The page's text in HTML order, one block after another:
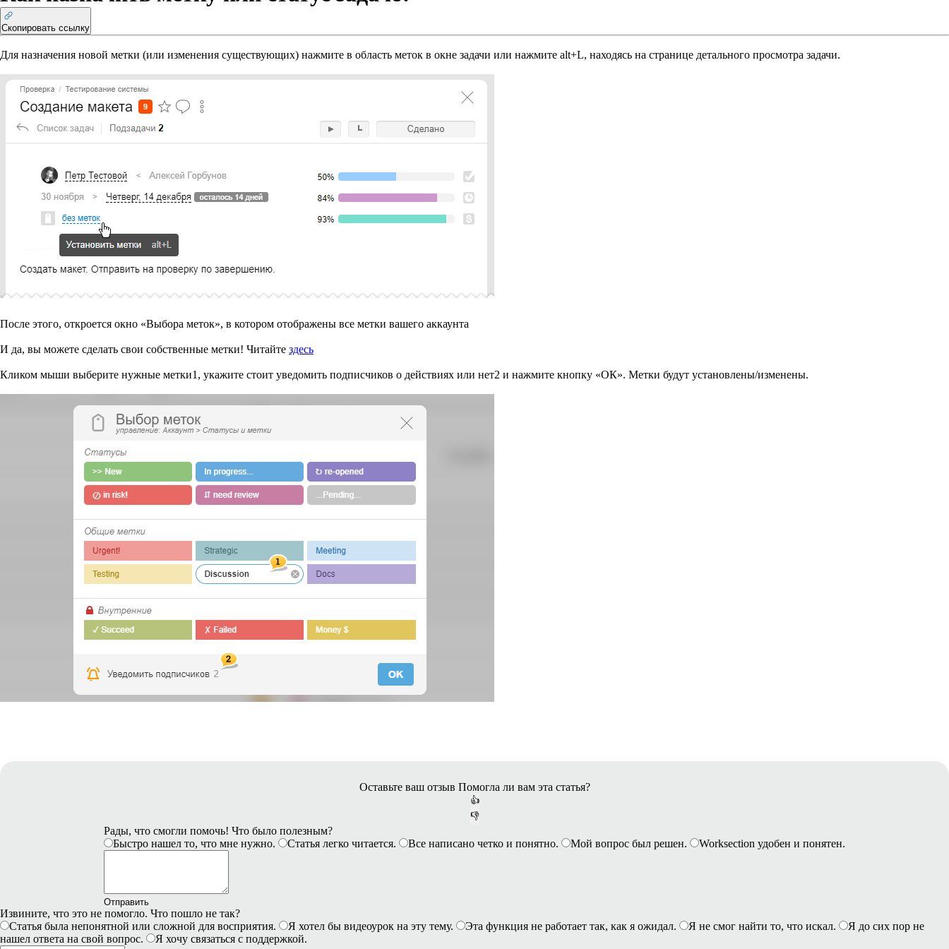
Скопировать ссылку
Для назначения новой метки (или изменения существующих) нажмите в область меток в окне задачи или нажмите alt+L, находясь на странице детального просмотра задачи.
После этого, откроется окно «Выбора меток», в котором отображены все метки вашего аккаунта
И да, вы можете сделать свои собственные метки! Читайте здесь
Кликом мыши выберите нужные метки1 , укажите стоит уведомить подписчиков о действиях или нет2 и нажмите кнопку «ОК». Метки будут установлены/изменены.
Оставьте ваш отзыв Помогла ли вам эта статья?
👍
👎
Рады, что смогли помочь! Что было полезным?
Быстро нашел то, что мне нужно.
Статья легко читается. Все написано четко и понятно. Мой вопрос был решен. Worksection удобен и понятен.
Отправить
Извините, что это не помогло. Что пошло не так?
Статья была непонятной или сложной для восприятия.
Я хотел бы видеоурок на эту тему. Эта функция не работает так, как я ожидал. Я не смог найти то, что искал.
Я до сих пор не
нашел ответа на свой вопрос.
Я хочу связаться с поддержкой.